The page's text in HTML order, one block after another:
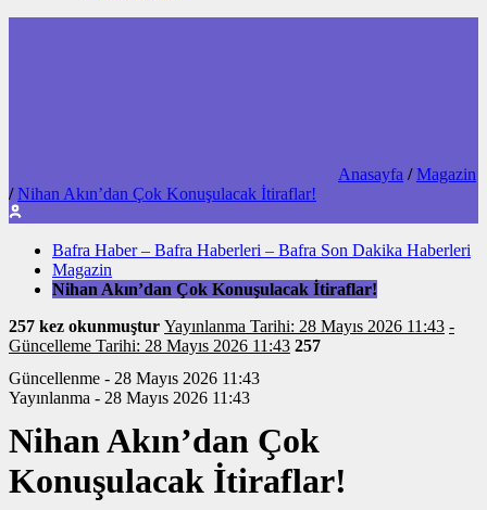
Anasayfa / Magazin
/ Nihan Akın’dan Çok Konuşulacak İtiraflar!
Bafra Haber – Bafra Haberleri – Bafra Son Dakika Haberleri
Magazin
Nihan Akın’dan Çok Konuşulacak İtiraflar!
257 kez okunmuştur Yayınlanma Tarihi: 28 Mayıs 2026 11:43 -
Güncelleme Tarihi: 28 Mayıs 2026 11:43 257
Güncellenme - 28 Mayıs 2026 11:43
Yayınlanma - 28 Mayıs 2026 11:43
Nihan Akın’dan Çok
Konuşulacak İtiraflar!